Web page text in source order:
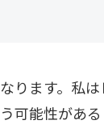
ります。私
可能性があ